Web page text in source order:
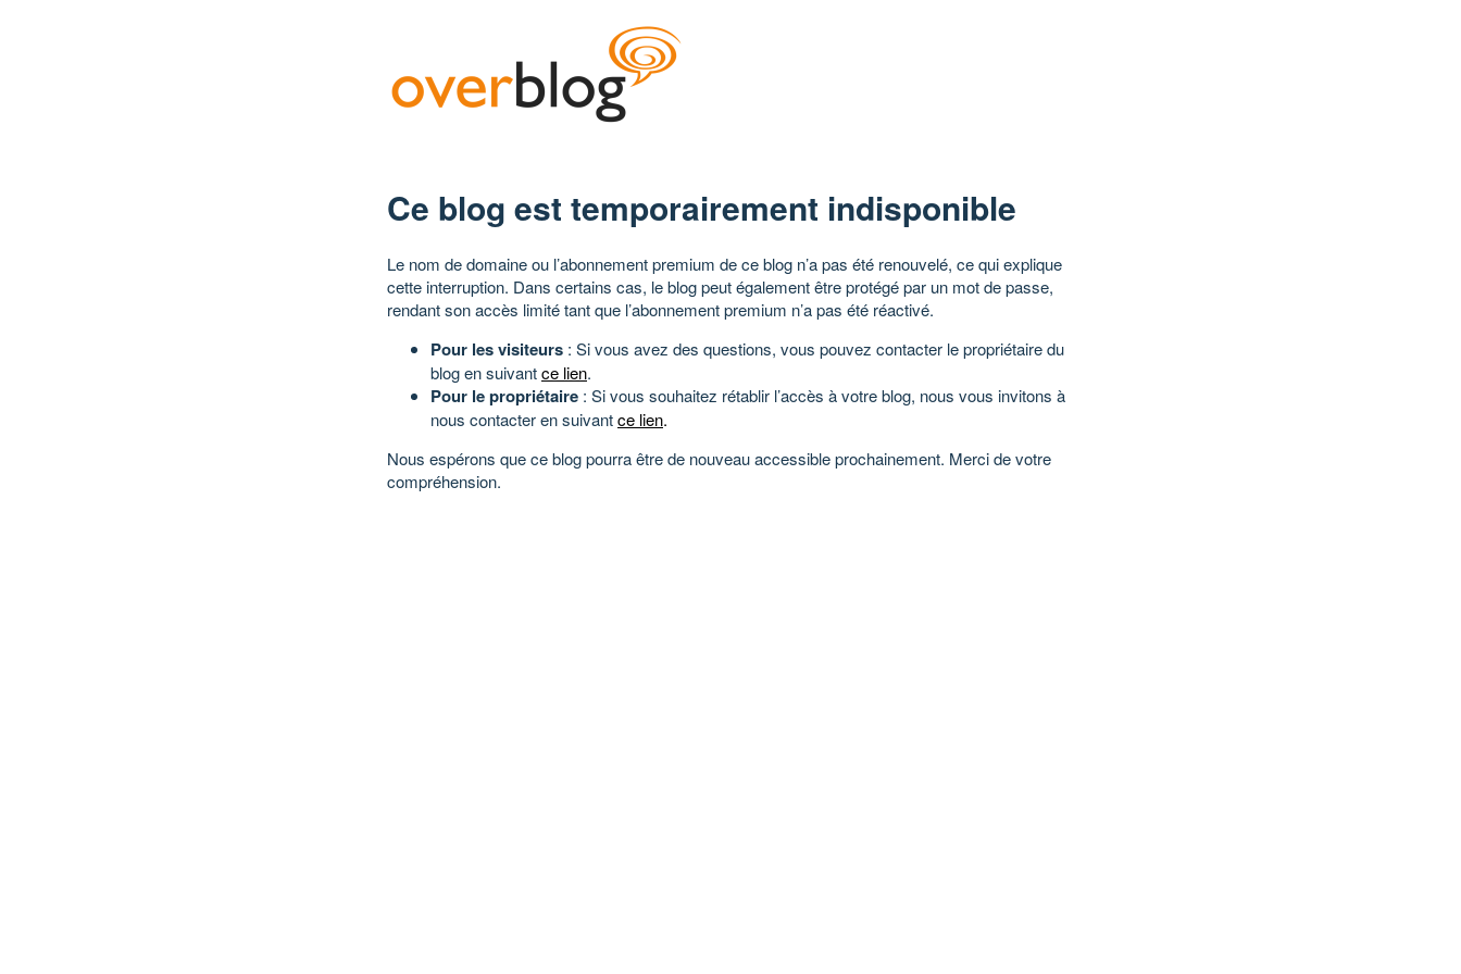
Ce blog est temporairement indisponible
Le nom de domaine ou l’abonnement premium de ce blog n’a pas été renouvelé, ce qui explique
cette interruption. Dans certains cas, le blog peut également être protégé par un mot de passe,
rendant son accès limité tant que l’abonnement premium n’a pas été réactivé.
Pour les visiteurs : Si vous avez des questions, vous pouvez contacter le propriétaire du
blog en suivantce lien.
Pour le propriétaire : Si vous souhaitez rétablir l’accès à votre blog, nous vous invitons à
nous contacter en suivantce lien.
Nous espérons que ce blog pourra être de nouveau accessible prochainement. Merci de votre
compréhension.